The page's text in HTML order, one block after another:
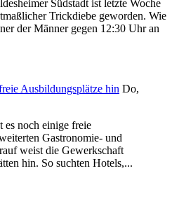
Südstadt ist letzte Woche
Trickdiebe geworden. Wie
der Männer gegen 12:30 Uhr an
Ausbildungsplätze hin Do,
noch einige freie
Gastronomie- und
weist die Gewerkschaft
hin. So suchten Hotels,...